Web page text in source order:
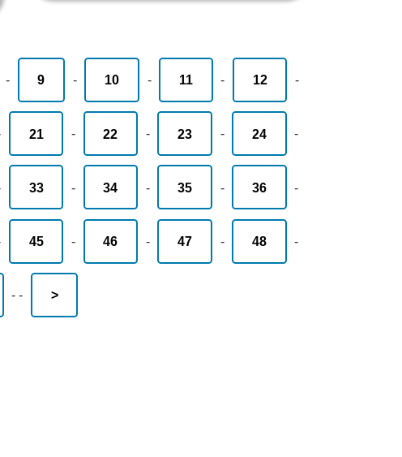
- 9 - 10 - 11 - 12 -
21 - 22 - 23 - 24 -
33 - 34 - 35 - 36 -
45 - 46 - 47 - 48 -
-- >